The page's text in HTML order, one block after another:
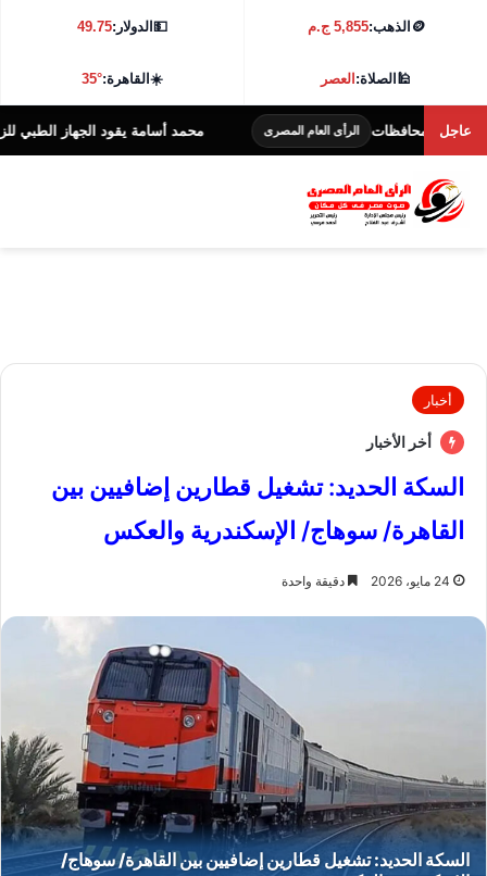
🪙 الذهب:5,855 ج.م 💵الدولار:49.75
🕌الصلاة:العصر ☀️القاهرة:35°
عاجل
محافظات الرأى العام المصرى محمد أسامة يقود الجهاز الطبي للزمالك
أخبار
أخر الأخبار
السكة الحديد: تشغيل قطارين إضافيين بين
القاهرة/ سوهاج/ الإسكندرية والعكس
24 مايو، 2026 دقيقة واحدة